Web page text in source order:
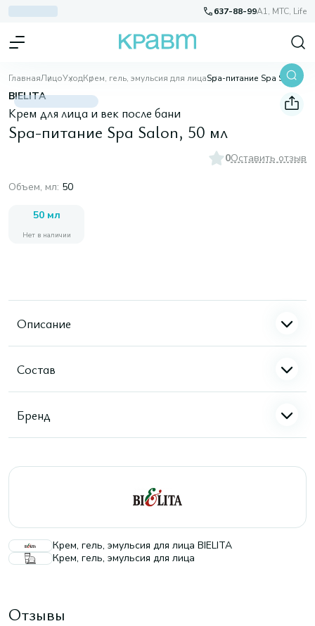
637-88-99A1, МТС, Life
ГлавнаяЛицоУходКрем, гель, эмульсия для лица Spa-питание Spa Salon, 50 мл
BIELITA
Крем для лица и век после бани
Spa-питание Spa Salon, 50 мл
0Оставить отзыв
Объем, мл: 50
50 мл
Нет в наличии
Описание
Состав
Бренд
Крем, гель, эмульсия для лица BIELITA
Крем, гель, эмульсия для лица
Отзывы